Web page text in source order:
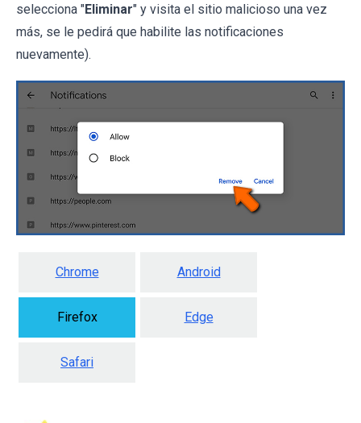
selecciona "Eliminar" y visita el sitio malicioso una vez
más, se le pedirá que habilite las notificaciones
nuevamente).
Chrome Android
Firefox Edge
Safari